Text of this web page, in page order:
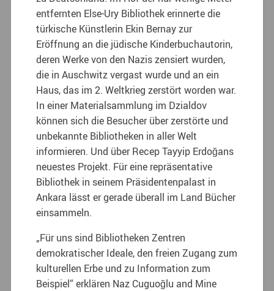
entfernten Else-Ury Bibliothek erinnerte die
türkische Künstlerin Ekin Bernay zur
Eröffnung an die jüdische Kinderbuchautorin,
deren Werke von den Nazis zensiert wurden,
die in Auschwitz vergast wurde und an ein
Haus, das im 2. Weltkrieg zerstört worden war.
In einer Materialsammlung im Dzialdov
können sich die Besucher über zerstörte und
unbekannte Bibliotheken in aller Welt
informieren. Und über Recep Tayyip Erdoğans
neuestes Projekt. Für eine repräsentative
Bibliothek in seinem Präsidentenpalast in
Ankara lässt er gerade überall im Land Bücher
einsammeln.
„Für uns sind Bibliotheken Zentren
demokratischer Ideale, den freien Zugang zum
kulturellen Erbe und zu Information zum
Beispiel“ erklären Naz Cuguoğlu and Mine